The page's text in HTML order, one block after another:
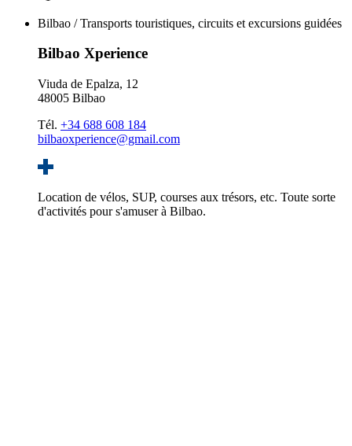
Bilbao / Transports touristiques, circuits et excursions guidées
Bilbao Xperience
Viuda de Epalza, 12
48005 Bilbao
Tél. +34 688 608 184
bilbaoxperience@gmail.com
Location de vélos, SUP, courses aux trésors, etc. Toute sorte
d'activités pour s'amuser à Bilbao.